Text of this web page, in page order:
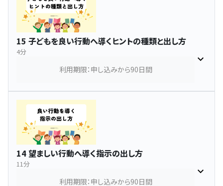
15 子どもを良い行動へ導くヒントの種類と出し方
4分
利用期限：申し込みから90日間
14 望ましい行動へ導く指示の出し方
11分
利用期限：申し込みから90日間